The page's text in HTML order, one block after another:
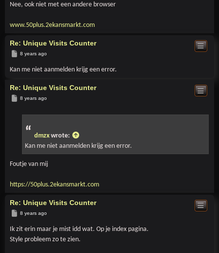
Nee, ook niet met een andere browser
www.50plus.2ekansmarkt.com
Re: Unique Visits Counter
Post
8 years ago
Kan me niet aanmelden krijg een error.
Re: Unique Visits Counter
Post
8 years ago
dmzx wrote:
Kan me niet aanmelden krijg een error.
Foutje van mij
https://50plus.2ekansmarkt.com
Re: Unique Visits Counter
Post
8 years ago
Ik zit erin maar je mist idd wat. Op je index pagina.
Style probleem zo te zien.